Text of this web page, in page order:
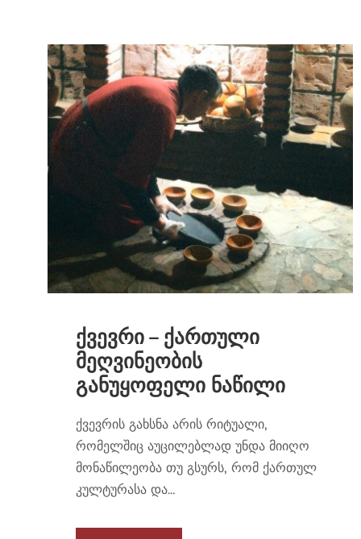
ქვევრი – ქართული
მეღვინეობის
განუყოფელი ნაწილი
ქვევრის გახსნა არის რიტუალი,
რომელშიც აუცილებლად უნდა მიიღო
მონაწილეობა თუ გსურს, რომ ქართულ
კულტურასა და...